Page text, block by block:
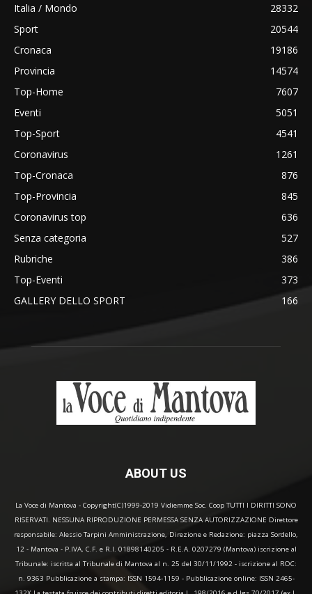
Italia / Mondo
28332
Sport
20544
Cronaca
19186
Provincia
14574
Top-Home
7607
Eventi
5051
Top-Sport
4541
Coronavirus
1261
Top-Cronaca
876
Top-Provincia
845
Coronavirus top
636
Senza categoria
527
Rubriche
386
Top-Eventi
373
GALLERY DELLO SPORT
166
ABOUT US
La Voce di Mantova - Copyright(C)1999-2019 Vidiemme Soc. Coop TUTTI I DIRITTI SONO
RISERVATI. NESSUNA RIPRODUZIONE PERMESSA SENZA AUTORIZZAZIONE Direttore
responsabile: Alessio Tarpini Amministrazione, Direzione e Redazione: piazza Sordello,
12 - Mantova - P.IVA, C.F. e R.I. 01898140205 - R.E.A. 0207279 (Mantova) iscrizione al
Tribunale: iscritta al Tribunale di Mantova al n. 25 del 30/11/1992 - iscrizione al ROC:
n. 9363 Pubblicazione a stampa: ISSN 1594-1159 - Pubblicazione online: ISSN 2465-